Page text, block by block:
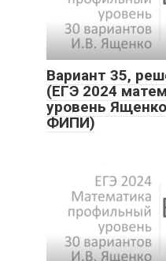
Вариант 35,
(ЕГЭ 2024
уровень
ФИПИ)